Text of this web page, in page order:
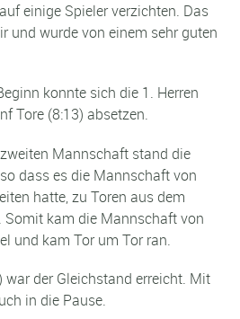
einige Spieler verzichten. Das
und wurde von einem sehr guten
konnte sich die 1. Herren
Tore (8:13) absetzen.
Mannschaft stand die
dass es die Mannschaft von
hatte, zu Toren aus dem
Somit kam die Mannschaft von
und kam Tor um Tor ran.
war der Gleichstand erreicht. Mit
in die Pause.